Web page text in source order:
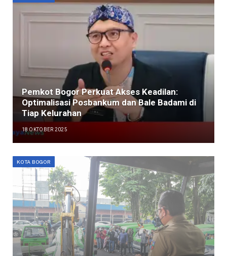
Pemkot Bogor Perkuat Akses Keadilan:
Optimalisasi Posbankum dan Bale Badami di
Tiap Kelurahan
18 OKTOBER 2025
KOTA BOGOR